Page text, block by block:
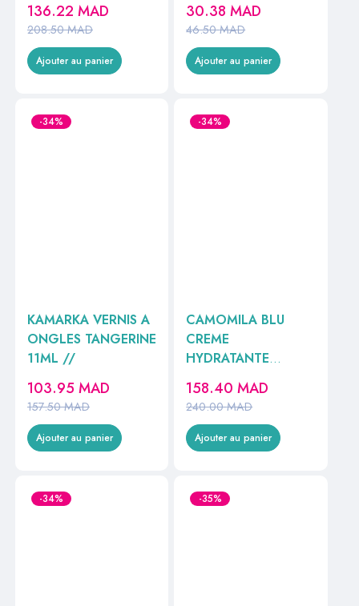
208.50MAD
136.22 MAD
Ajouter au panier
46.50MAD
30.38MAD
Ajouter au panier
-34%
KAMARKA VERNIS A
ONGLES TANGERINE
11ML //
157.50MAD
103.95 MAD
Ajouter au panier
-34%
CAMOMILA BLU
CREME
HYDRATANTE
200ML //
240.00MAD
158.40MAD
Ajouter au panier
-34% -35%